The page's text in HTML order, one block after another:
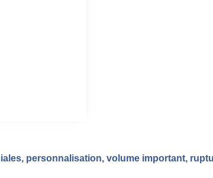
personnalisation, volume important,